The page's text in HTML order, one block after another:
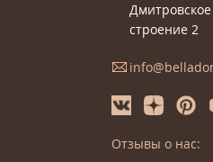
строение 2
Отзывы о нас: